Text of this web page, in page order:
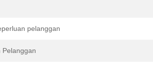
pelanggan
Pelanggan